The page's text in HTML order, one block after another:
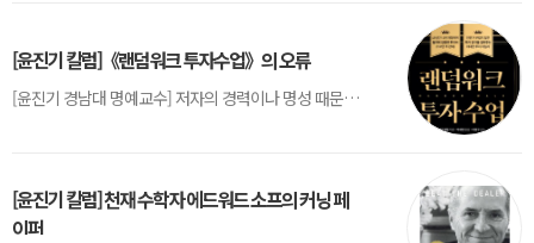
[윤진기 칼럼]《랜덤워크 투자수업》의 오류
[윤진기 경남대 명예교수] 저자의 경력이나 명성 때문인지 2020년에 번역 출판된 《랜덤워크 투자수업》(A Random Walk Down Wall Street) 12판은 표지부터가 거창하다. ‘45년간 12번 개정하며 철저히 검증한 투자서’, ‘전문가 부럽지 않은 투자 감각을 길러주는 위대한 투자지침서’ 라는 은빛 광고문구로 독자를 유혹한다.[1] 출판 50주...
[윤진기 칼럼] 천재 수학자 에드워드 소프의 커닝 페
이퍼